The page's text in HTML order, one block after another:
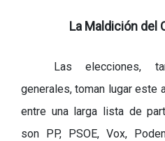
La Maldición del
Las elecciones,
generales, toman lugar este
entre una larga lista de
son PP, PSOE, Vox,